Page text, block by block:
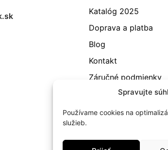
Spravujte
Používame cookies na
služieb.
Katalóg 2025
Doprava a platba
Blog
Kontakt
Záručné podmienky
Odstúpenie od
Reklamácia a
Zásady používania